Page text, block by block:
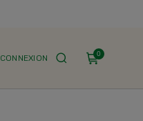
CONNEXION 0